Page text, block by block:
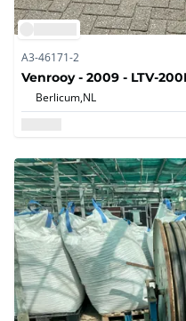
A3-46171-2
Venrooy - 2009 - LTV-
Berlicum,NL